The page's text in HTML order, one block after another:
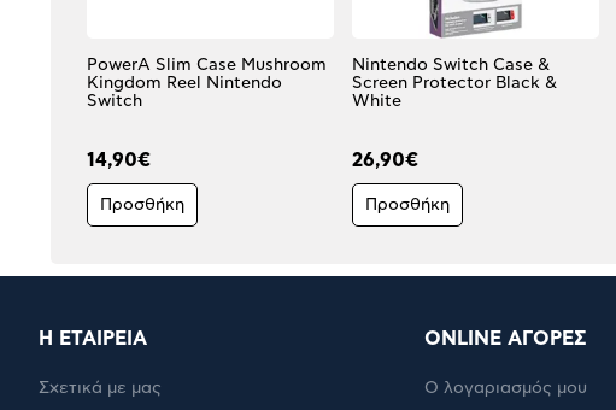
PowerA Slim Case Mushroom
Kingdom Reel Nintendo
Switch
14,90€
Προσθήκη
Nintendo Switch Case &
Screen Protector Black &
White
26,90€
Προσθήκη
Η ΕΤΑΙΡΕΙΑ
Σχετικά με μας
ONLINE ΑΓΟΡΕΣ
Ο λογαριασμός μου